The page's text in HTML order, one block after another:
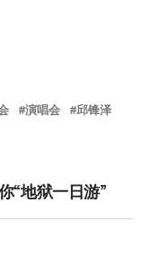
演唱会
邱锋泽
“地狱一日游”